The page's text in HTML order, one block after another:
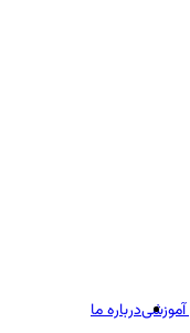
درباره ما